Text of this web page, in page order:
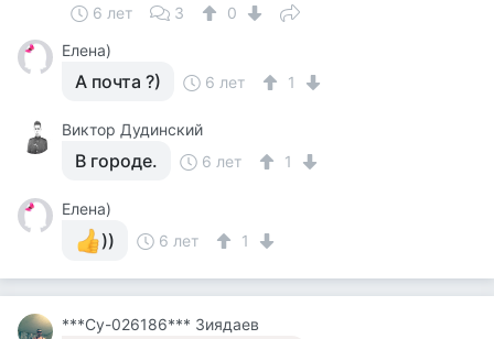
6 лет 3
0
Елена)
А почта ?) 6 лет 1
Виктор Дудинский
В городе. 6 лет 1
Елена)
)) 6 лет 1
***Cу-026186*** Зиядаев